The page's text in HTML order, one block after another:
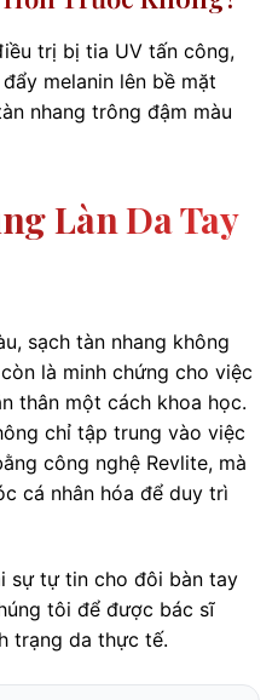
trị bị tia UV tấn công,
melanin lên bề mặt
nhang trông đậm màu
Làn Da Tay
sạch tàn nhang không
là minh chứng cho việc
thân một cách khoa học.
chỉ tập trung vào việc
công nghệ Revlite, mà
cá nhân hóa để duy trì
sự tự tin cho đôi bàn tay
tôi để được bác sĩ
trạng da thực tế.